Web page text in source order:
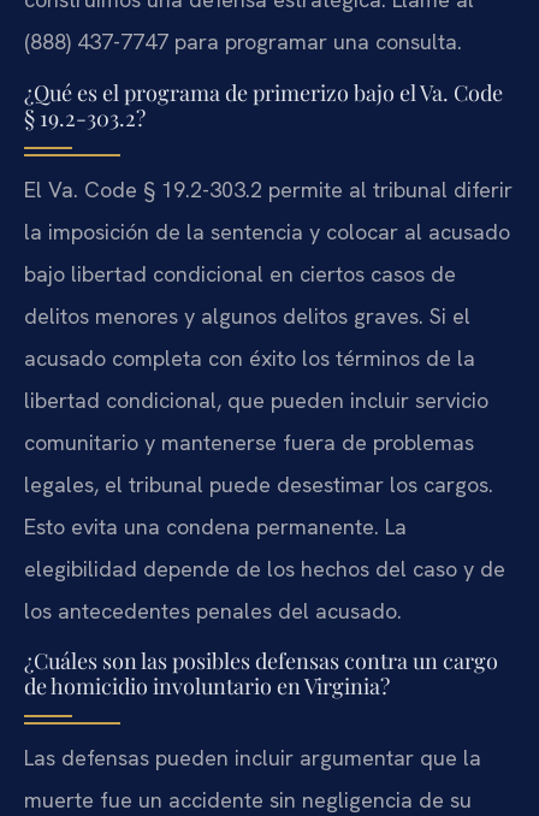
(888) 437-7747 para programar una consulta.
¿Qué es el programa de primerizo bajo el Va. Code
§ 19.2-303.2?
El Va. Code § 19.2-303.2 permite al tribunal diferir
la imposición de la sentencia y colocar al acusado
bajo libertad condicional en ciertos casos de
delitos menores y algunos delitos graves. Si el
acusado completa con éxito los términos de la
libertad condicional, que pueden incluir servicio
comunitario y mantenerse fuera de problemas
legales, el tribunal puede desestimar los cargos.
Esto evita una condena permanente. La
elegibilidad depende de los hechos del caso y de
los antecedentes penales del acusado.
¿Cuáles son las posibles defensas contra un cargo
de homicidio involuntario en Virginia?
Las defensas pueden incluir argumentar que la
muerte fue un accidente sin negligencia de su